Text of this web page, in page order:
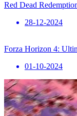
Red Dead
28-12-2024
Forza Horizon 4:
01-10-2024